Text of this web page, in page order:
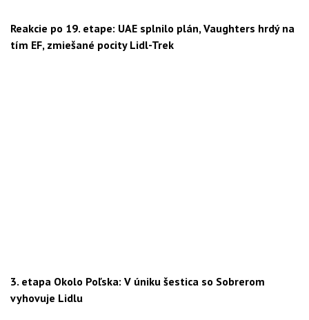
Reakcie po 19. etape: UAE splnilo plán, Vaughters hrdý na
tím EF, zmiešané pocity Lidl-Trek
3. etapa Okolo Poľska: V úniku šestica so Sobrerom
vyhovuje Lidlu